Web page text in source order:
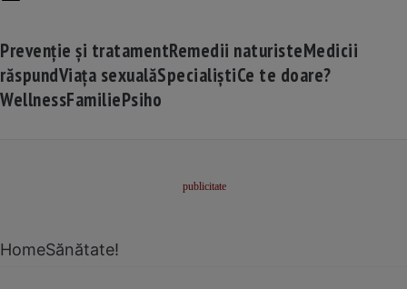
Prevenție și tratamentRemedii naturisteMedicii
răspundViața sexualăSpecialiștiCe te doare?
WellnessFamiliePsiho
HomeSănătate!